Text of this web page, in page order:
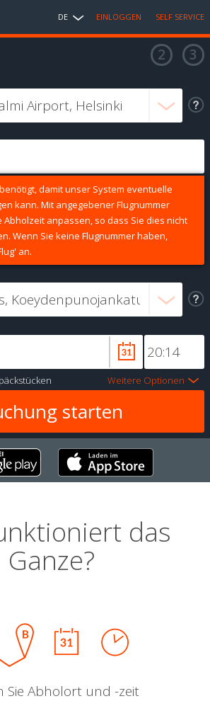
DE EINLOGGEN SELF SERVICE
damit unser System eventuelle
kann. Mit angegebener Flugnummer
anpassen, so dass Sie dies nicht
Wenn Sie keine Flugnummer haben,
an.
Weitere Optionen
das
Ganze?
Sie Abholort und -zeit